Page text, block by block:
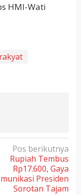
HMI-Wati
rakyat
Pos berikutnya
Rupiah Tembus
Rp17.600, Gaya
Presiden
Sorotan Tajam